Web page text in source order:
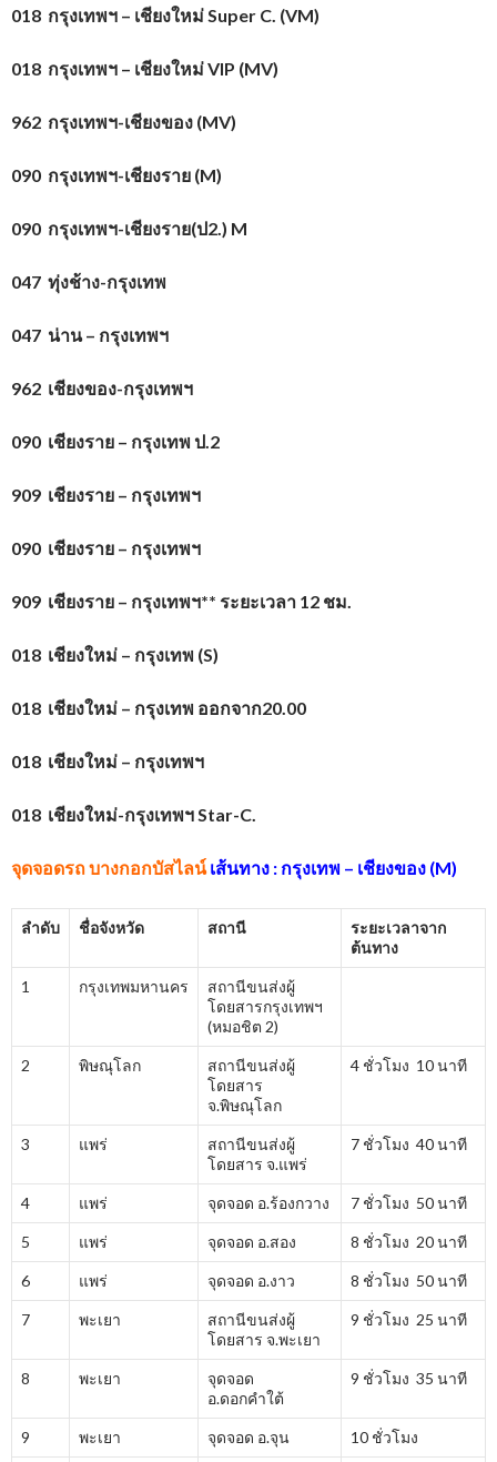
018 กรุงเทพฯ – เชียงใหม่Super C. (VM)
018 กรุงเทพฯ – เชียงใหม่VIP (MV)
962 กรุงเทพฯ-เชียงของ (MV)
090 กรุงเทพฯ-เชียงราย (M)
090 กรุงเทพฯ-เชียงราย(ป2.) M
047 ทุ่งช้าง-กรุงเทพ
047 น่าน – กรุงเทพฯ
962 เชียงของ-กรุงเทพฯ
090 เชียงราย – กรุงเทพ ป.2
909 เชียงราย – กรุงเทพฯ
090 เชียงราย – กรุงเทพฯ
909 เชียงราย – กรุงเทพฯ** ระยะเวลา 12 ชม.
018 เชียงใหม่ – กรุงเทพ (S)
018 เชียงใหม่ – กรุงเทพ ออกจาก20.00
018 เชียงใหม่ – กรุงเทพฯ
018 เชียงใหม่-กรุงเทพฯStar-C.
จุดจอดรถ บางกอกบัสไลน์ เส้นทาง : กรุงเทพ – เชียงของ (M)
ลำดับ ชื่อจังหวัด สถานี
ระยะเวลาจาก
ต้นทาง
1 กรุงเทพมหานคร
สถานีขนส่งผู้
โดยสารกรุงเทพฯ
(หมอชิต 2)
2 พิษณุโลก
สถานีขนส่งผู้
โดยสาร
จ.พิษณุโลก
4 ชั่วโมง 10 นาที
3 แพร่
สถานีขนส่งผู้
โดยสาร จ.แพร่
7 ชั่วโมง 40 นาที
4 แพร่ จุดจอด อ.ร้องกวาง 7 ชั่วโมง 50 นาที
5 แพร่ จุดจอด อ.สอง 8 ชั่วโมง 20 นาที
6 แพร่ จุดจอด อ.งาว 8 ชั่วโมง 50 นาที
7 พะเยา
สถานีขนส่งผู้
โดยสาร จ.พะเยา
9 ชั่วโมง 25 นาที
8 พะเยา
จุดจอด
อ.ดอกคำใต้
9 ชั่วโมง 35 นาที
9 พะเยา จุดจอด อ.จุน 10 ชั่วโมง